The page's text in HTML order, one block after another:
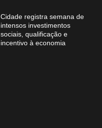
Cidade registra semana de
intensos investimentos
sociais, qualificação e
incentivo à economia